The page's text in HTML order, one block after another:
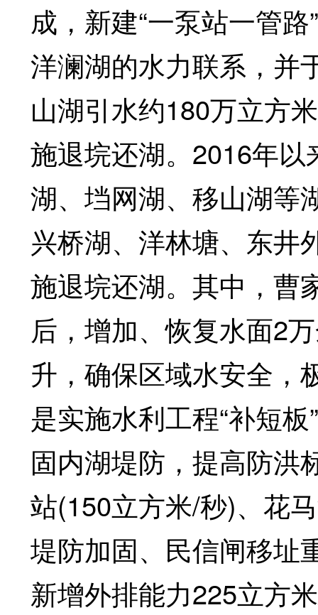
成，新建“一泵站一管
洋澜湖的水力联系，并
山湖引水约180万立方
施退垸还湖。2016年
湖、垱网湖、移山湖等
兴桥湖、洋林塘、东井
施退垸还湖。其中，曹
后，增加、恢复水面2
升，确保区域水安全，
是实施水利工程“补短
固内湖堤防，提高防洪
站(150立方米/秒)、花
堤防加固、民信闸移址
新增外排能力225立方